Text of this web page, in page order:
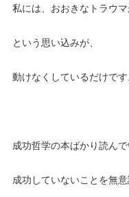
私には、おおきなトラウマ
という思い込みが、
動けなくしているだけです
成功哲学の本ばかり読んで
成功していないことを無意